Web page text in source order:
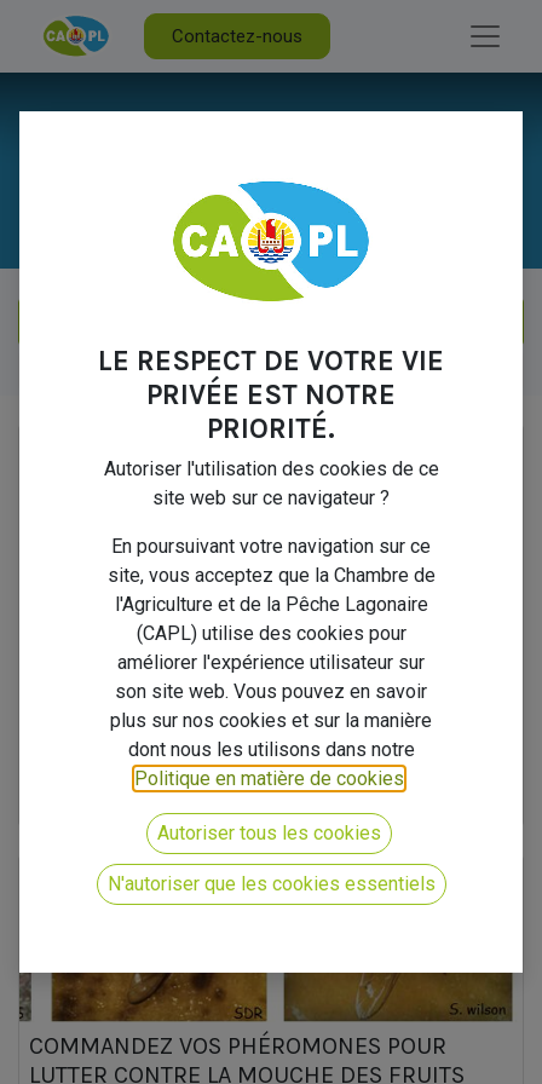
Contactez-nous
Nos Produits & Services
COMMANDEZ DE LA POUDRE DE NACRE
La Poudre de Nacre : Le Trésor de nos Lagons au Service de vos
Terres ! Ia ora na à toutes et à tous ! Face à l'envolée du prix des
intrants importés, la CAPL se mobilise pour vous proposer une
Services Payants avantages
COMMANDEZ VOS PHÉROMONES POUR
LUTTER CONTRE LA MOUCHE DES FRUITS
LE RESPECT DE VOTRE VIE
PRIVÉE EST NOTRE
PRIORITÉ.
Autoriser l'utilisation des cookies de ce
site web sur ce navigateur ?
En poursuivant votre navigation sur ce
site, vous acceptez que la Chambre de
l'Agriculture et de la Pêche Lagonaire
(CAPL) utilise des cookies pour
améliorer l'expérience utilisateur sur
son site web. Vous pouvez en savoir
plus sur nos cookies et sur la manière
dont nous les utilisons dans notre
Politique en matière de cookies
Autoriser tous les cookies
N'autoriser que les cookies essentiels